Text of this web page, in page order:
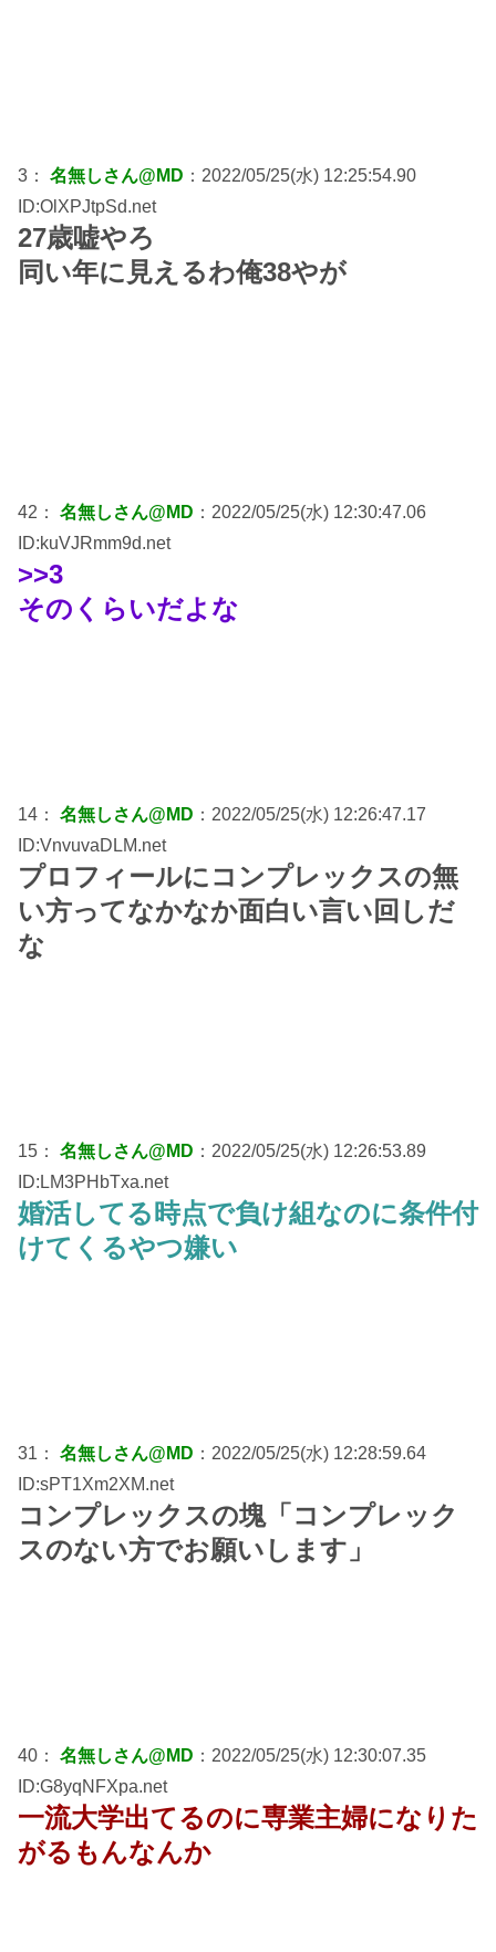
3： 名無しさん@MD ：2022/05/25(水) 12:25:54.90
ID:OlXPJtpSd.net
27歳嘘やろ
同い年に見えるわ俺38やが
42： 名無しさん@MD ：2022/05/25(水) 12:30:47.06
ID:kuVJRmm9d.net
>>3
そのくらいだよな
14： 名無しさん@MD ：2022/05/25(水) 12:26:47.17
ID:VnvuvaDLM.net
プロフィールにコンプレックスの無
い方ってなかなか面白い言い回しだ
な
15： 名無しさん@MD ：2022/05/25(水) 12:26:53.89
ID:LM3PHbTxa.net
婚活してる時点で負け組なのに条件付
けてくるやつ嫌い
31： 名無しさん@MD ：2022/05/25(水) 12:28:59.64
ID:sPT1Xm2XM.net
コンプレックスの塊「コンプレック
スのない方でお願いします」
40： 名無しさん@MD ：2022/05/25(水) 12:30:07.35
ID:G8yqNFXpa.net
一流大学出てるのに専業主婦になりた
がるもんなんか